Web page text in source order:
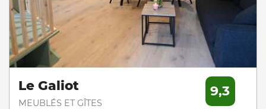
Le Galiot
MEUBLÉS ET GÎTES
9,3